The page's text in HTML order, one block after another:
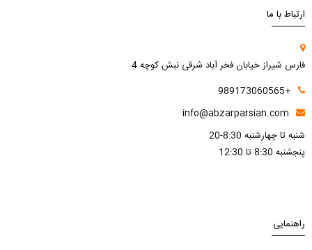
ارتباط با ما
فارس شیراز خیابان فخر آباد شرقی نبش کوچه 4
+989173060565
info@abzarparsian.com
شنبه تا چهارشنبه 8:30-20
پنجشنبه 8:30 تا 12:30
راهنمایی